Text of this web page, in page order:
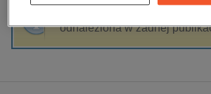
edukacja
hobby, sport, rozrywka
komputery, internet, technologie,
odnaleziona w żadnej